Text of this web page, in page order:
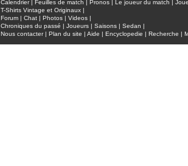
Calendrier| Feuilles de match Pronos Le joueur du match
T-Shirts Vintage et Originaux |
Forum | Chat | Photos | Videos |
Chroniques du passé | Joueurs | Saisons | Sedan |
Nous contacter| Plan du site | Aide | Encyclopedie | Recherche |